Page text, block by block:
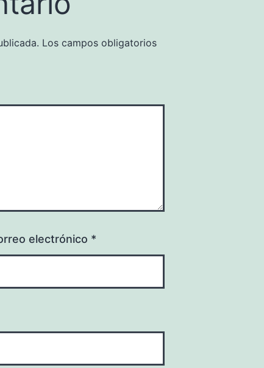
Los campos obligatorios
electrónico *